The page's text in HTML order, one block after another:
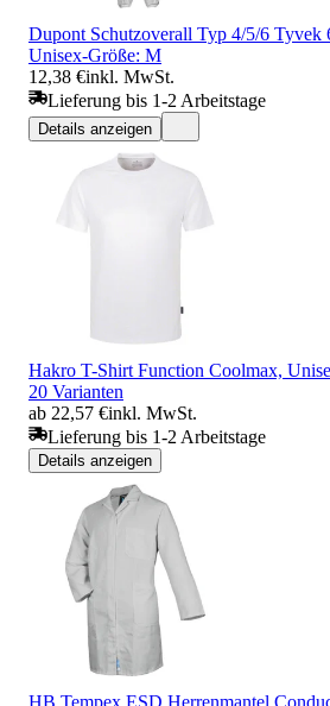
Dupont Schutzoverall Typ 4/5/6 Tyvek
Unisex-Größe: M
12,38 €inkl. MwSt.
Lieferung bis 1-2 Arbeitstage
Details anzeigen
Hakro T-Shirt Function Coolmax,
20 Varianten
ab 22,57 €inkl. MwSt.
Lieferung bis 1-2 Arbeitstage
Details anzeigen
HB Tempex ESD Herrenmantel